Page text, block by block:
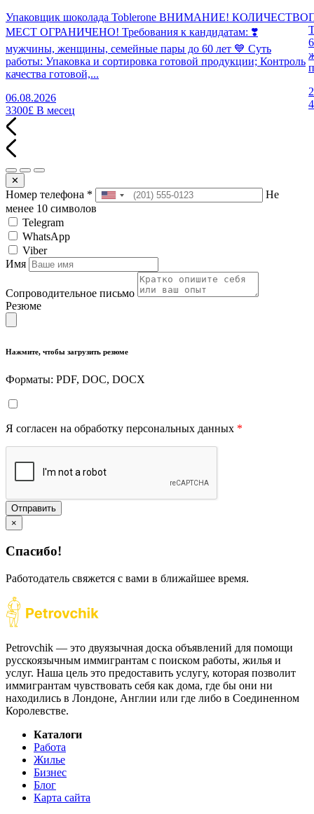
Упаковщик шоколада Toblerone ВНИМАНИЕ! КОЛИЧЕСТВО
МЕСТ ОГРАНИЧЕНО! Требования к кандидатам: ❣️
мужчины, женщины, семейные пары до 60 лет 💙 Суть
работы: Упаковка и сортировка готовой продукции; Контроль
качества готовой,...
06.08.2026
3300£ В месец
✕
Номер телефона *
Не
менее 10 символов
Telegram
WhatsApp
Viber
Имя
Сопроводительное письмо
Резюме
Нажмите, чтобы загрузить резюме
Форматы: PDF, DOC, DOCX
Я согласен на обработку персональных данных *
Отправить
×
Спасибо!
Работодатель свяжется с вами в ближайшее время.
Petrovchik — это двуязычная доска объявлений для помощи
русскоязычным иммигрантам с поиском работы, жилья и
услуг. Наша цель это предоставить услугу, которая позволит
иммигрантам чувствовать себя как дома, где бы они ни
находились в Лондоне, Англии или где либо в Соединенном
Королевстве.
Каталоги
Работа
Жилье
Бизнес
Блог
Карта сайта